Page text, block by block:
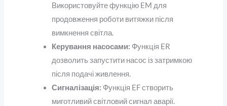
Використовуйте функцію EM для
продовження роботи витяжки після
вимкнення світла.
Керування насосами: Функція ER
дозволить запустити насос із затримкою
після подачі живлення.
Сигналізація: Функція EF створить
миготливий світловий сигнал аварії.